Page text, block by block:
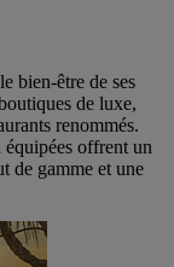
bien-être de ses
de luxe,
renommés.
équipées offrent un
de gamme et une